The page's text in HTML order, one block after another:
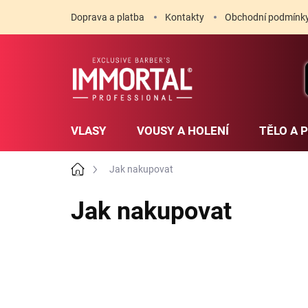
Doprava a platba Kontakty Obchodní
VLASY VOUSY A HOLENÍ TĚLO A
Domů Jak nakupovat
Jak nakupovat